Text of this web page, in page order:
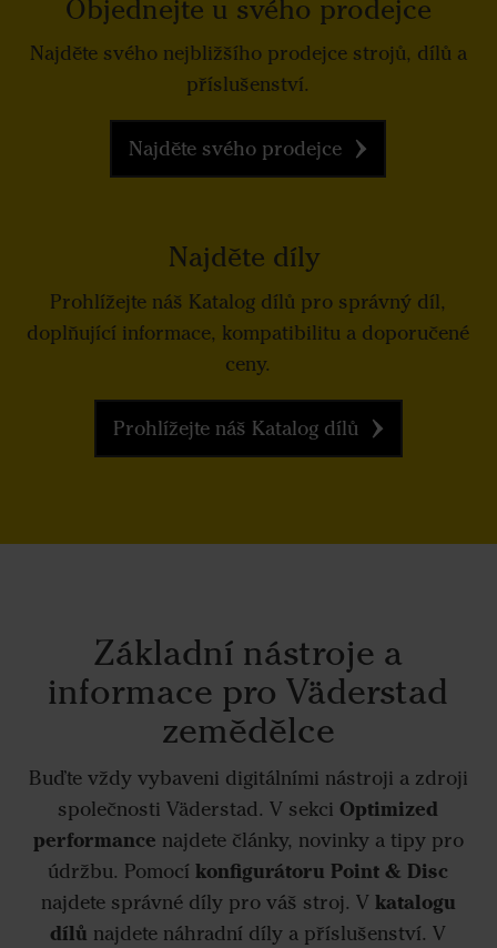
Objednejte u svého prodejce
Najděte svého nejbližšího prodejce strojů, dílů a
příslušenství.
Najděte svého prodejce
Najděte díly
Prohlížejte náš Katalog dílů pro správný díl,
doplňující informace, kompatibilitu a doporučené
ceny.
Prohlížejte náš Katalog dílů
Základní nástroje a
informace pro Väderstad
zemědělce
Buďte vždy vybaveni digitálními nástroji a zdroji
společnosti Väderstad. V sekci Optimized
performance najdete články, novinky a tipy pro
údržbu. Pomocíkonfigurátoru Point & Disc
najdete správné díly pro váš stroj. V katalogu
dílů najdete náhradní díly a příslušenství. V